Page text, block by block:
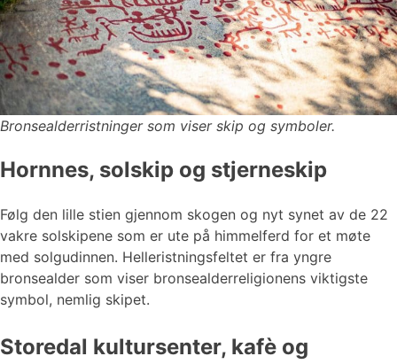
Bronsealderristninger som viser skip og symboler.
Hornnes, solskip og stjerneskip
Følg den lille stien gjennom skogen og nyt synet av de 22
vakre solskipene som er ute på himmelferd for et møte
med solgudinnen. Helleristningsfeltet er fra yngre
bronsealder som viser bronsealderreligionens viktigste
symbol, nemlig skipet.
Storedal kultursenter, kafè og